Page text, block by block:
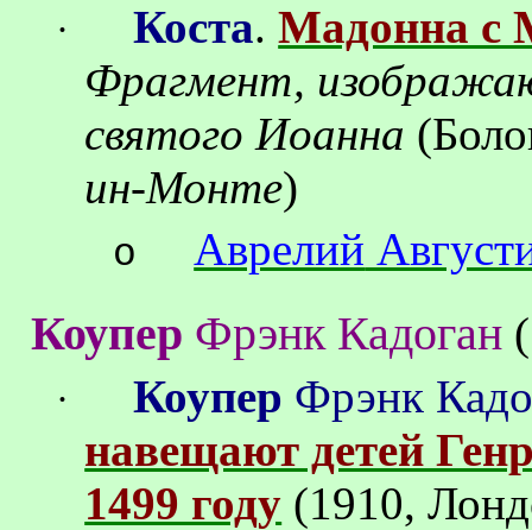
· Коста.Мадонна с
Фрагмент,
святого Иоанна
ин-Монте)
o Аврелий
Коупер Фрэнк Кадоган
· Коупер Фрэнк
навещают детей
1499 году (1910,